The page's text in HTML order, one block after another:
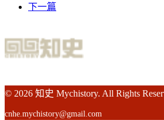
下一篇
© 2026 知史 Mychistory. All Rights
cnhe.mychistory@gmail.com